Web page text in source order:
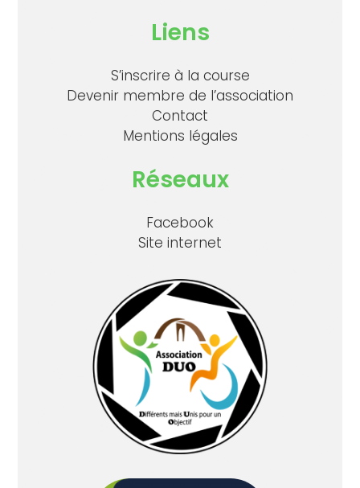
Liens
S’inscrire à la course
Devenir membre de l’association
Contact
Mentions légales
Réseaux
Facebook
Site internet